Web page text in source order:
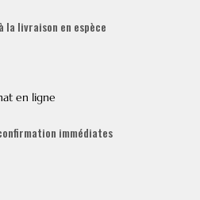
la livraison en espèce
en ligne
immédiates